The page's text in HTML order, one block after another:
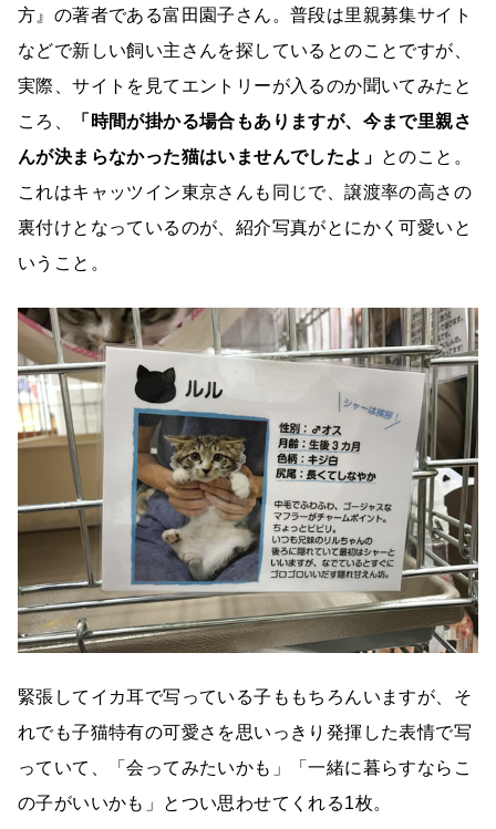
方』の著者である富田園子さん。普段は里親募集サイト
などで新しい飼い主さんを探しているとのことですが、
実際、サイトを見てエントリーが入るのか聞いてみたと
ころ、
「時間が掛かる場合もありますが、今まで里親さ
んが決まらなかった猫はいませんでしたよ」 とのこと。
これはキャッツイン東京さんも同じで、譲渡率の高さの
裏付けとなっているのが、紹介写真がとにかく可愛いと
いうこと。
緊張してイカ耳で写っている子ももちろんいますが、そ
れでも子猫特有の可愛さを思いっきり発揮した表情で写
っていて、「会ってみたいかも」「一緒に暮らすならこ
の子がいいかも」とつい思わせてくれる1枚。